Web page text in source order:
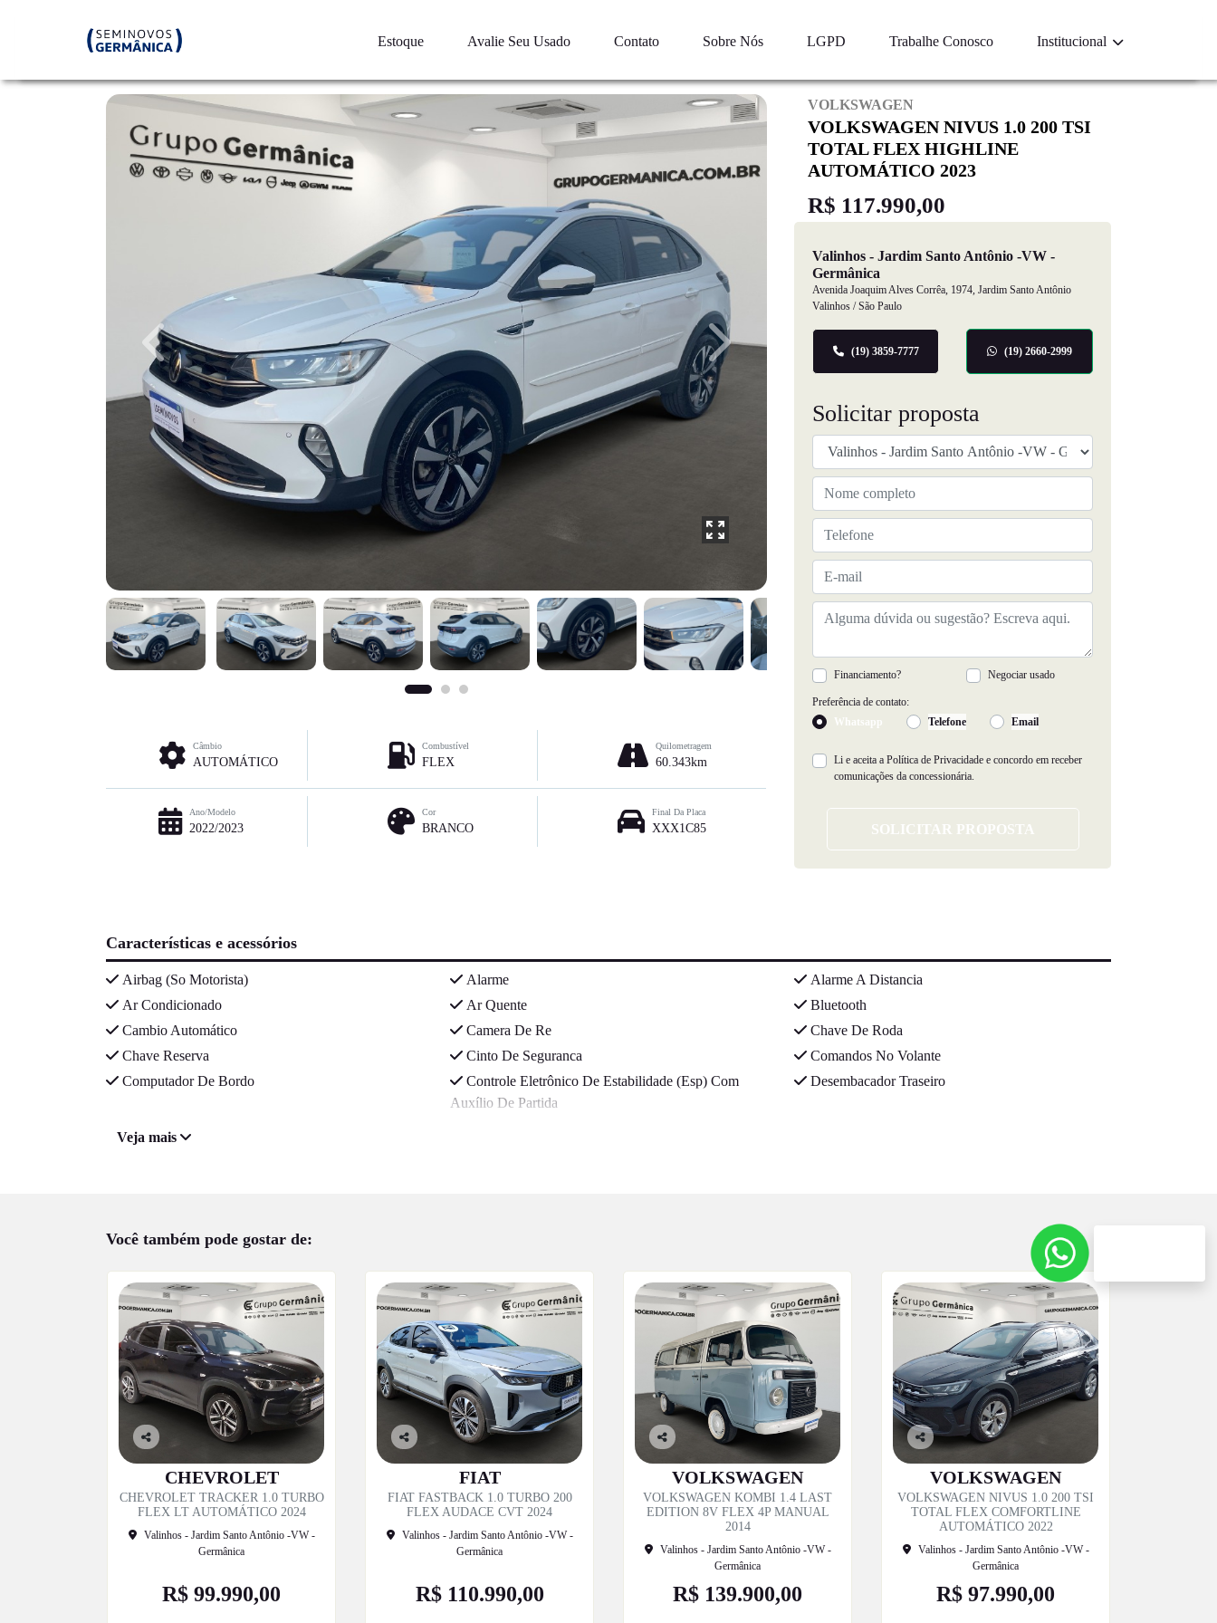
Estoque Avalie Seu Usado Contato Sobre Nós LGPD Trabalhe Conosco Institucional
VOLKSWAGEN
VOLKSWAGEN NIVUS 1.0 200 TSI
TOTAL FLEX HIGHLINE
AUTOMÁTICO 2023
R$ 117.990,00
Valinhos - Jardim Santo Antônio -VW -
Germânica
Avenida Joaquim Alves Corrêa, 1974, Jardim Santo Antônio
Valinhos / São Paulo
(19) 3859-7777 (19) 2660-2999
Solicitar proposta
Financiamento? Negociar usado
Preferência de contato:
Whatsapp
Telefone Email
Li e aceita a Política de Privacidade e concordo em receber
comunicações da concessionária.
SOLICITAR PROPOSTA
Previous Next
Câmbio
AUTOMÁTICO
Combustível
FLEX
Quilometragem
60.343km
Ano/Modelo
2022/2023
Cor
BRANCO
Final Da Placa
XXX1C85
Características e acessórios
Airbag (So Motorista) Alarme
Alarme A Distancia
Ar Condicionado
Ar Quente
Bluetooth
Cambio Automático
Camera De Re
Chave De Roda
Chave Reserva
Cinto De Seguranca
Comandos No Volante
Computador De Bordo
Controle Eletrônico De Estabilidade (Esp) Com
Auxílio De Partida
Desembacador Traseiro
Veja mais
Você também pode gostar de:
he
CHEVROLET
CHEVROLET TRACKER 1.0 TURBO
FLEX LT AUTOMÁTICO 2024
Valinhos - Jardim Santo Antônio -VW -
Germânica
R$ 99.990,00
he
FIAT
FIAT FASTBACK 1.0 TURBO 200
FLEX AUDACE CVT 2024
Valinhos - Jardim Santo Antônio -VW -
Germânica
R$ 110.990,00
he
VOLKSWAGEN
VOLKSWAGEN KOMBI 1.4 LAST
EDITION 8V FLEX 4P MANUAL
2014
Valinhos - Jardim Santo Antônio -VW -
Germânica
R$ 139.900,00
he
VOLKSWAGEN
VOLKSWAGEN NIVUS 1.0 200 TSI
TOTAL FLEX COMFORTLINE
AUTOMÁTICO 2022
Valinhos - Jardim Santo Antônio -VW -
Germânica
R$ 97.990,00